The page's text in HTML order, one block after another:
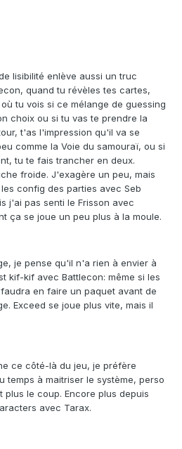
lisibilité enlève aussi un truc
quand tu révèles tes cartes,
tu vois si ce mélange de guessing
choix ou si tu vas te prendre la
t'as l'impression qu'il va se
comme la Voie du samouraï, ou si
tu te fais trancher en deux.
froide. J'exagère un peu, mais
config des parties avec Seb
j'ai pas senti le Frisson avec
ça se joue un peu plus à la moule.
je pense qu'il n'a rien à envier à
kif-kif avec Battlecon: même si les
en faire un paquet avant de
Exceed se joue plus vite, mais il
ce côté-là du jeu, je préfère
temps à maitriser le système, perso
plus le coup. Encore plus depuis
avec Tarax.